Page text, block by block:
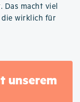
Das macht viel
wirklich für
unserem